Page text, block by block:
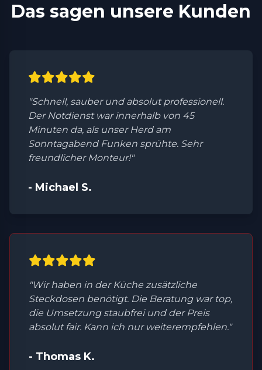
Das sagen unsere Kunden
"Schnell, sauber und absolut professionell.
Der Notdienst war innerhalb von 45
Minuten da, als unser Herd am
Sonntagabend Funken sprühte. Sehr
freundlicher Monteur!"
- Michael S.
"Wir haben in der Küche zusätzliche
Steckdosen benötigt. Die Beratung war top,
die Umsetzung staubfrei und der Preis
absolut fair. Kann ich nur weiterempfehlen."
- Thomas K.